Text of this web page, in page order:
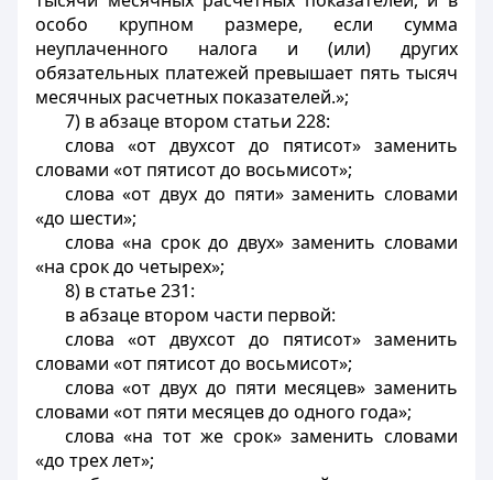
особо крупном размере, если сумма
неуплаченного налога и (или) других
обязательных платежей превышает пять тысяч
месячных расчетных показателей.»;
7) в абзаце втором статьи 228:
слова «от двухсот до пятисот» заменить
словами «от пятисот до восьмисот»;
слова «от двух до пяти» заменить словами
«до шести»;
слова «на срок до двух» заменить словами
«на срок до четырех»;
8) в статье 231:
в абзаце втором части первой:
слова «от двухсот до пятисот» заменить
словами «от пятисот до восьмисот»;
слова «от двух до пяти месяцев» заменить
словами «от пяти месяцев до одного года»;
слова «на тот же срок» заменить словами
«до трех лет»;